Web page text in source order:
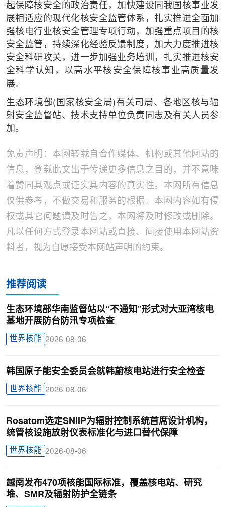
起保障核安全的政治责任，加快建设同我国核事业发
展相适应的现代化核安全监管体系，扎实推进全面加
强核电行业核安全管理专项行动，加强重点项目的核
安全监管，持续深化经验反馈制度，加大力度推进核
安全科研攻关，进一步加强业务培训，扎实推进核安
全科学认知，以高水平核安全保障核事业高质量发
展。
生态环境部(国家核安全局)有关司局、各地区核与辐
射安全监督站、技术支持单位负责同志及有关人员参
加。
免责声明：本网转载自合作媒体、机构或其他网站的
信息，登载此文出于传递更多信息之目的，并不意味
着赞同其观点或证实其内容的真实性。本网所有信息
仅供参考，不做交易和服务的根据。本网内容如有侵
权或其它问题请及时告之，本网将及时修改或删除。
凡以任何方式登录本网站或直接、间接使用本网站资
料者，视为自愿接受本网站声明的约束。
推荐阅读
生态环境部华南监督站以“不通知”形式对大亚湾核电
基地开展防台防汛专项检查
世界核能 2026-08-06
韩国原子能安全委员会就韩蔚核电站进行安全检查
世界核能 2026-08-06
Rosatom选定SNIIP为辐射控制系统首席设计机构，
统管核设施放射仪表标准化与进口替代保障
世界核能 2026-08-06
越南发布470项核能国际标准，覆盖核电站、研究
堆、SMR及辐射防护全链条